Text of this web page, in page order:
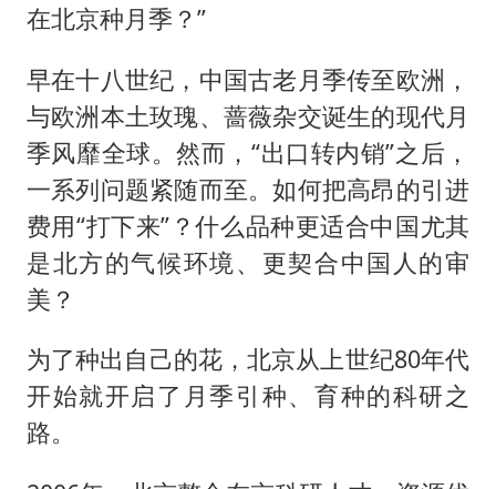
在北京种月季？”
早在十八世纪，中国古老月季传至欧洲，
与欧洲本土玫瑰、蔷薇杂交诞生的现代月
季风靡全球。然而，“出口转内销”之后，
一系列问题紧随而至。如何把高昂的引进
费用“打下来”？什么品种更适合中国尤其
是北方的气候环境、更契合中国人的审
美？
为了种出自己的花，北京从上世纪80年代
开始就开启了月季引种、育种的科研之
路。